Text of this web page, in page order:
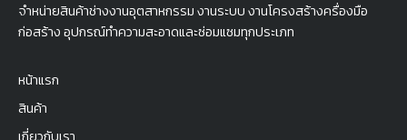
จำหน่ายสินค้าช่างงานอุตสาหกรรม งานระบบ งานโครงสร้างครื่องมือ
ก่อสร้าง อุปกรณ์ทำความสะอาดและซ่อมแซมทุกประเภท
หน้าแรก
สินค้า